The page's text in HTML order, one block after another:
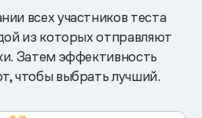
всех участников теста
из которых отправляют
Затем эффективность
чтобы выбрать лучший.